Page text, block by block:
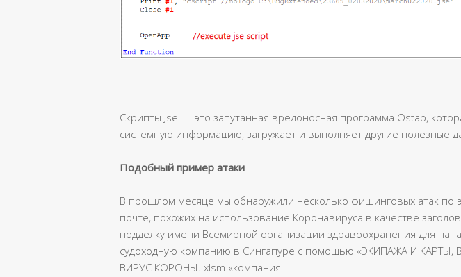
Cкрипты Jse — это запутанная вредоносная программа Ostap,
системную информацию, загружает и выполняет другие полезные
Подобный пример атаки
В прошлом месяце мы обнаружили несколько фишинговых атак по
почте, похожих на использование Коронавируса в качестве
подделку имени Всемирной организации здравоохранения для
судоходную компанию в Сингапуре с помощью «ЭКИПАЖА И
ВИРУС КОРОНЫ. xlsm «компания